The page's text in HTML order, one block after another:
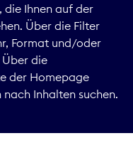
die Ihnen auf der
Über die Filter
Format und/oder
Über die
der Homepage
Inhalten suchen.